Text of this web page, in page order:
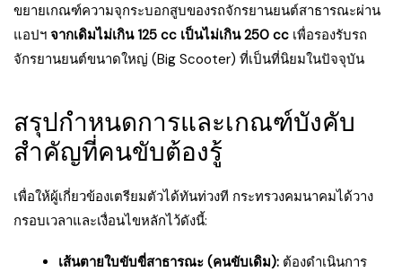
ขยายเกณฑ์ความจุกระบอกสูบของรถจักรยานยนต์สาธารณะผ่าน
แอปฯ จากเดิมไม่เกิน 125 cc เป็นไม่เกิน 250 cc เพื่อรองรับรถ
จักรยานยนต์ขนาดใหญ่ (Big Scooter) ที่เป็นที่นิยมในปัจจุบัน
สรุปกำหนดการและเกณฑ์บังคับ
สำคัญที่คนขับต้องรู้
เพื่อให้ผู้เกี่ยวข้องเตรียมตัวได้ทันท่วงที กระทรวงคมนาคมได้วาง
กรอบเวลาและเงื่อนไขหลักไว้ดังนี้:
เส้นตายใบขับขี่สาธารณะ (คนขับเดิม): ต้องดำเนินการ